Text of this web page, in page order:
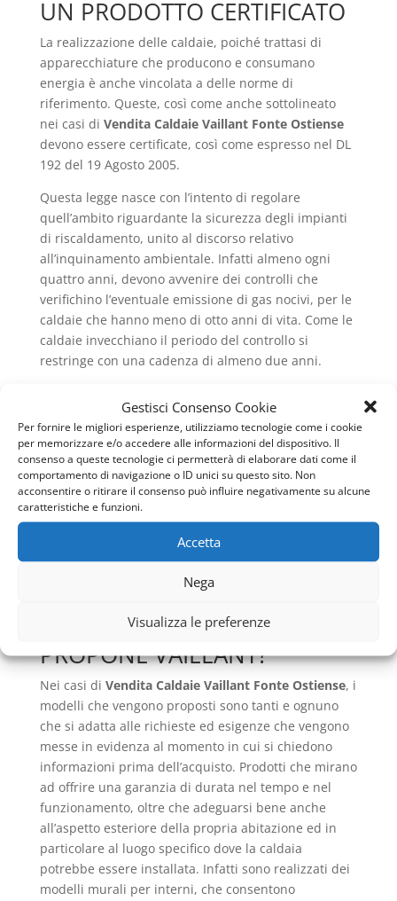
Gestisci Consenso Cookie
Per fornire le migliori esperienze, utilizziamo tecnologie come i cookie
per memorizzare e/o accedere alle informazioni del dispositivo. Il
consenso a queste tecnologie ci permetterà di elaborare dati come il
comportamento di navigazione o ID unici su questo sito. Non
acconsentire o ritirare il consenso può influire negativamente su alcune
caratteristiche e funzioni.
Accetta
Nega
Visualizza le preferenze
UN PRODOTTO CERTIFICATO
La realizzazione delle caldaie, poiché trattasi di
apparecchiature che producono e consumano
energia è anche vincolata a delle norme di
riferimento. Queste, così come anche sottolineato
nei casi di Vendita Caldaie Vaillant Fonte Ostiense
devono essere certificate, così come espresso nel DL
192 del 19 Agosto 2005.
Questa legge nasce con l’intento di regolare
quell’ambito riguardante la sicurezza degli impianti
di riscaldamento, unito al discorso relativo
all’inquinamento ambientale. Infatti almeno ogni
quattro anni, devono avvenire dei controlli che
verifichino l’eventuale emissione di gas nocivi, per le
caldaie che hanno meno di otto anni di vita. Come le
caldaie invecchiano il periodo del controllo si
restringe con una cadenza di almeno due anni.
combustione e sulla qualità del gas di scarico. E a
proposito dello smaltimento dei fumi di scarico,
rientra anche la normativa UNI 11071 per quelle
apparecchiature che utilizzano gas combustibili e
hanno una portata termica inferiore ai 35Kw. In
questi casi non sono previsti degli accorgimenti
appositi, poiché i condensati, vengono ben
scarichi domestici, così che non si debba provvedere
QUALI SONO LE CALDAIE CHE
PROPONE VAILLANT?
Nei casi di Vendita Caldaie Vaillant Fonte Ostiense, i
modelli che vengono proposti sono tanti e ognuno
che si adatta alle richieste ed esigenze che vengono
messe in evidenza al momento in cui si chiedono
informazioni prima dell’acquisto. Prodotti che mirano
ad offrire una garanzia di durata nel tempo e nel
funzionamento, oltre che adeguarsi bene anche
all’aspetto esteriore della propria abitazione ed in
particolare al luogo specifico dove la caldaia
potrebbe essere installata. Infatti sono realizzati dei
modelli murali per interni, che consentono